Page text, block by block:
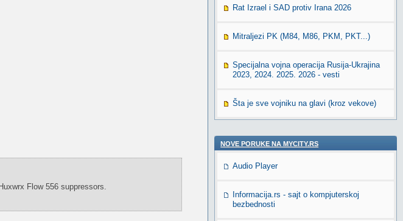
Flow 556 suppressors.
Rat Izrael i SAD protiv Irana 2026
Mitraljezi PK (M84, M86, PKM, PKT...)
Specijalna vojna operacija Rusija-Ukrajina
2023, 2024. 2025. 2026 - vesti
Šta je sve vojniku na glavi (kroz vekove)
NOVE PORUKE NA MYCITY.RS
Audio Player
Informacija.rs - sajt o kompjuterskoj
bezbednosti